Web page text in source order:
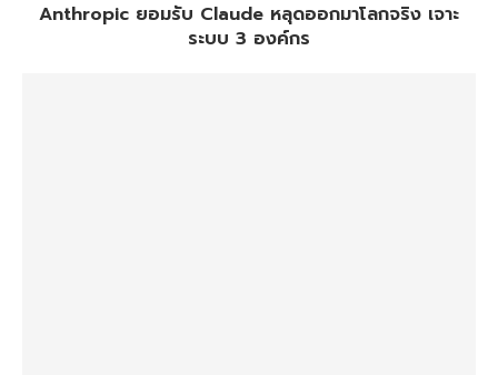
Anthropic ยอมรับ Claude หลุดออกมาโลกจริง เจาะ
ระบบ 3 องค์กร